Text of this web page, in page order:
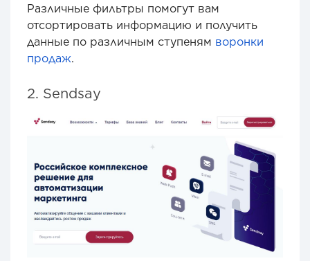
Различные фильтры помогут вам
отсортировать информацию и получить
данные по различным ступеням воронки
продаж.
2. Sendsay